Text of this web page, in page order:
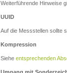
Weiterführende Hinweise
UUID
Auf die Messstellen sollte
Kompression
Siehe entsprechenden